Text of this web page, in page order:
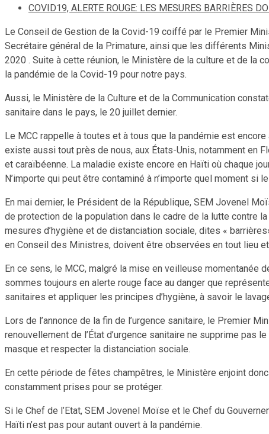
COVID19, ALERTE ROUGE: LES MESURES BARRIÈRES
Le Conseil de Gestion de la Covid-19 coiffé par le Premier
Secrétaire général de la Primature, ainsi que les différents
2020 . Suite à cette réunion, le Ministère de la culture et de la
la pandémie de la Covid-19 pour notre pays.
Aussi, le Ministère de la Culture et de la Communication
sanitaire dans le pays, le 20 juillet dernier.
Le MCC rappelle à toutes et à tous que la pandémie est
existe aussi tout près de nous, aux États-Unis, notamment en
et caraïbéenne. La maladie existe encore en Haïti où chaque
N’importe qui peut être contaminé à n’importe quel moment
En mai dernier, le Président de la République, SEM Jovenel
de protection de la population dans le cadre de la lutte contre
mesures d’hygiène et de distanciation sociale, dites «
en Conseil des Ministres, doivent être observées en tout lieu
En ce sens, le MCC, malgré la mise en veilleuse momentanée
sommes toujours en alerte rouge face au danger que
sanitaires et appliquer les principes d’hygiène, à savoir le
Lors de l’annonce de la fin de l’urgence sanitaire, le Premier
renouvellement de l’État d’urgence sanitaire ne supprime
masque et respecter la distanciation sociale.
En cette période de fêtes champêtres, le Ministère enjoint
constamment prises pour se protéger.
Si le Chef de l’Etat, SEM Jovenel Moïse et le Chef du
Haïti n’est pas pour autant ouvert à la pandémie.